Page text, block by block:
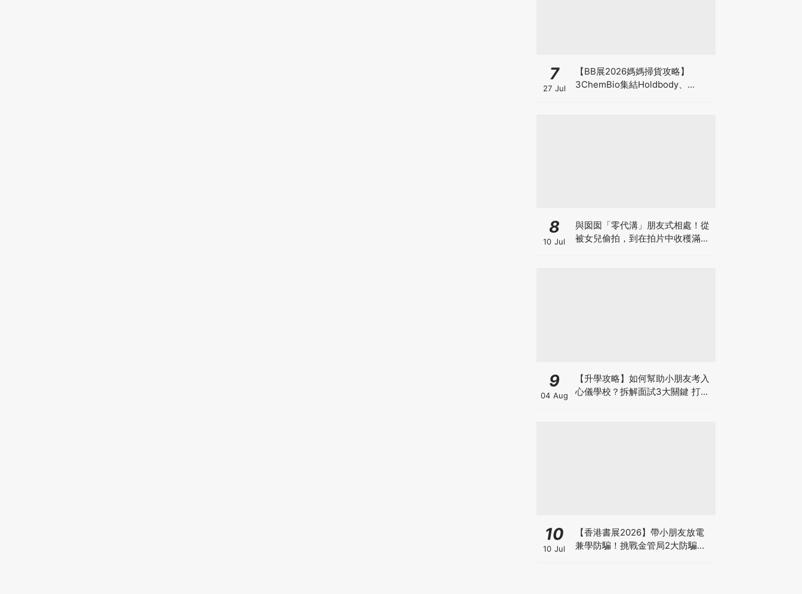
7
27 Jul
【BB展2026媽媽掃貨攻略】
3ChemBio集結Holdbody、
8
10 Jul
與囡囡「零代溝」朋友式相處！從
被女兒偷拍，到在拍片中收穫滿足
9
04 Aug
【升學攻略】如何幫助小朋友考入
心儀學校？拆解面試3大關鍵 打好
10
10 Jul
【香港書展2026】帶小朋友放電
兼學防騙！挑戰金管局2大防騙遊